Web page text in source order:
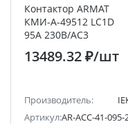
Контактор ARMAT
КМИ-А-49512 LC1D
95А 230В/АС3
13489.32 ₽/шт
Производитель:
Артикул:AR-ACC-41-095-